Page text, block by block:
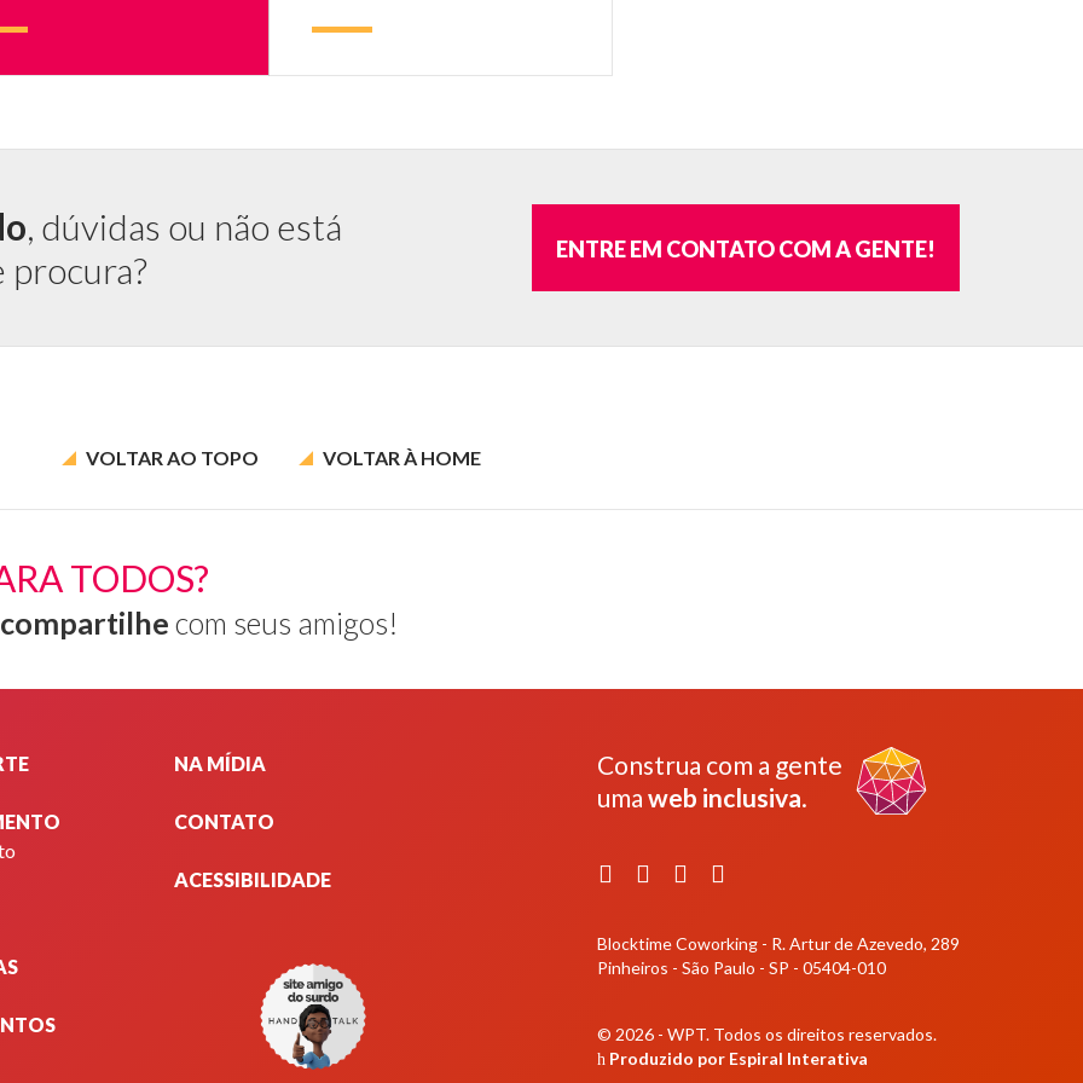
, dúvidas ou não está
ENTRE EM CONTATO COM A GENTE!
VOLTAR AO TOPO VOLTAR À HOME
TODOS?
compartilhe com seus amigos!
NA MÍDIA
CONTATO
ACESSIBILIDADE
Construa com a gente
uma web inclusiva.
Facebook
Instagram
YouTube
Blocktime Coworking - R. Artur de Azevedo, 289
Pinheiros - São Paulo - SP - 05404-010
© 2026 - WPT. Todos os direitos reservados.
Produzido por Espiral Interativa